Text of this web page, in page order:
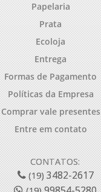
Papelaria
Prata
Ecoloja
Entrega
Formas de Pagamento
Políticas da Empresa
Comprar vale presentes
Entre em contato
CONTATOS:
(19)3482-2617